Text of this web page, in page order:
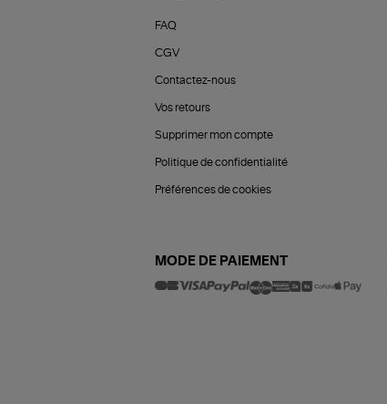
FAQ
CGV
Contactez-nous
Vos retours
Supprimer mon compte
Politique de confidentialité
Préférences de cookies
MODE DE PAIEMENT